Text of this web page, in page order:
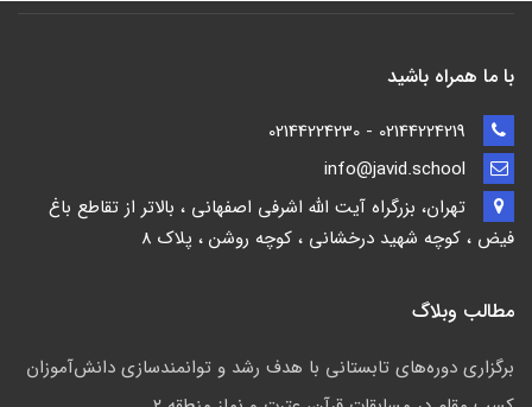
با ما همراه باشید
تهران، بزرگراه آیت الله اشرفی اصفهانی ، بالاتر از تقاطع باغ
فیض ، کوچه شهید درخشانی ، کوچه روشن ، پلاک 8
مطالب وبلاگ
برگزاری دوره‌های تابستانی با هدف رشد و توانمندسازی دانش‌آموزان